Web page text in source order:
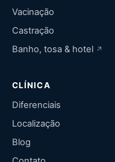
Vacinação
Castração
Banho, tosa & hotel
CLÍNICA
Diferenciais
Localização
Blog